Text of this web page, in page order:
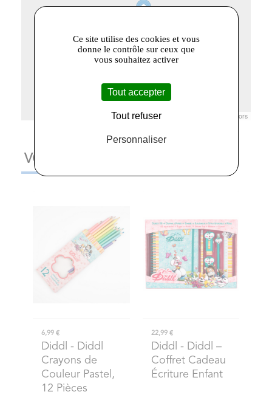
© Openstreetmap France | © contributors
VOUS AIMEREZ AUSSI
6,99 €
Diddl
- Diddl
Crayons de
Couleur Pastel,
12 Pièces
22,99 €
Diddl
- Diddl –
Coffret Cadeau
Écriture Enfant
Ce site utilise des cookies et vous
donne le contrôle sur ceux que
vous souhaitez activer
Tout accepter
Tout refuser
Personnaliser